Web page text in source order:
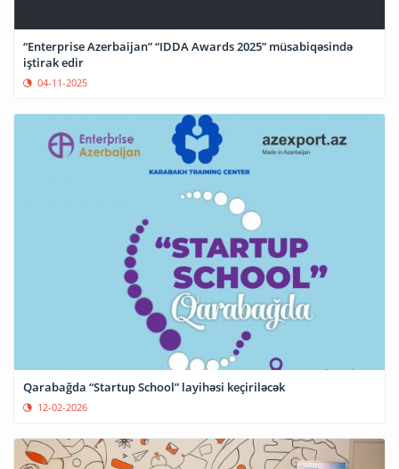
“Enterprise Azerbaijan” “IDDA Awards 2025” müsabiqəsində
iştirak edir
04-11-2025
Qarabağda “Startup School” layihəsi keçiriləcək
12-02-2026